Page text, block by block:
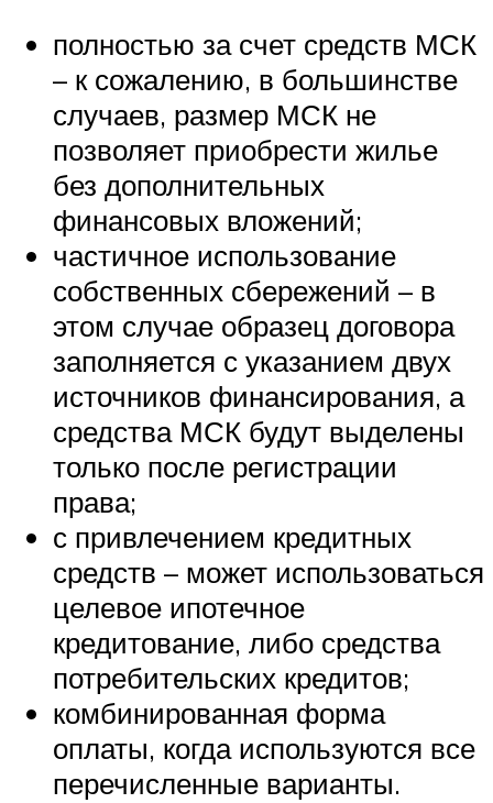
полностью за счет средств МСК
– к сожалению, в большинстве
случаев, размер МСК не
позволяет приобрести жилье
без дополнительных
финансовых вложений;
частичное использование
собственных сбережений – в
этом случае образец договора
заполняется с указанием двух
источников финансирования, а
средства МСК будут выделены
только после регистрации
права;
с привлечением кредитных
средств – может использоваться
целевое ипотечное
кредитование, либо средства
потребительских кредитов;
комбинированная форма
оплаты, когда используются все
перечисленные варианты.